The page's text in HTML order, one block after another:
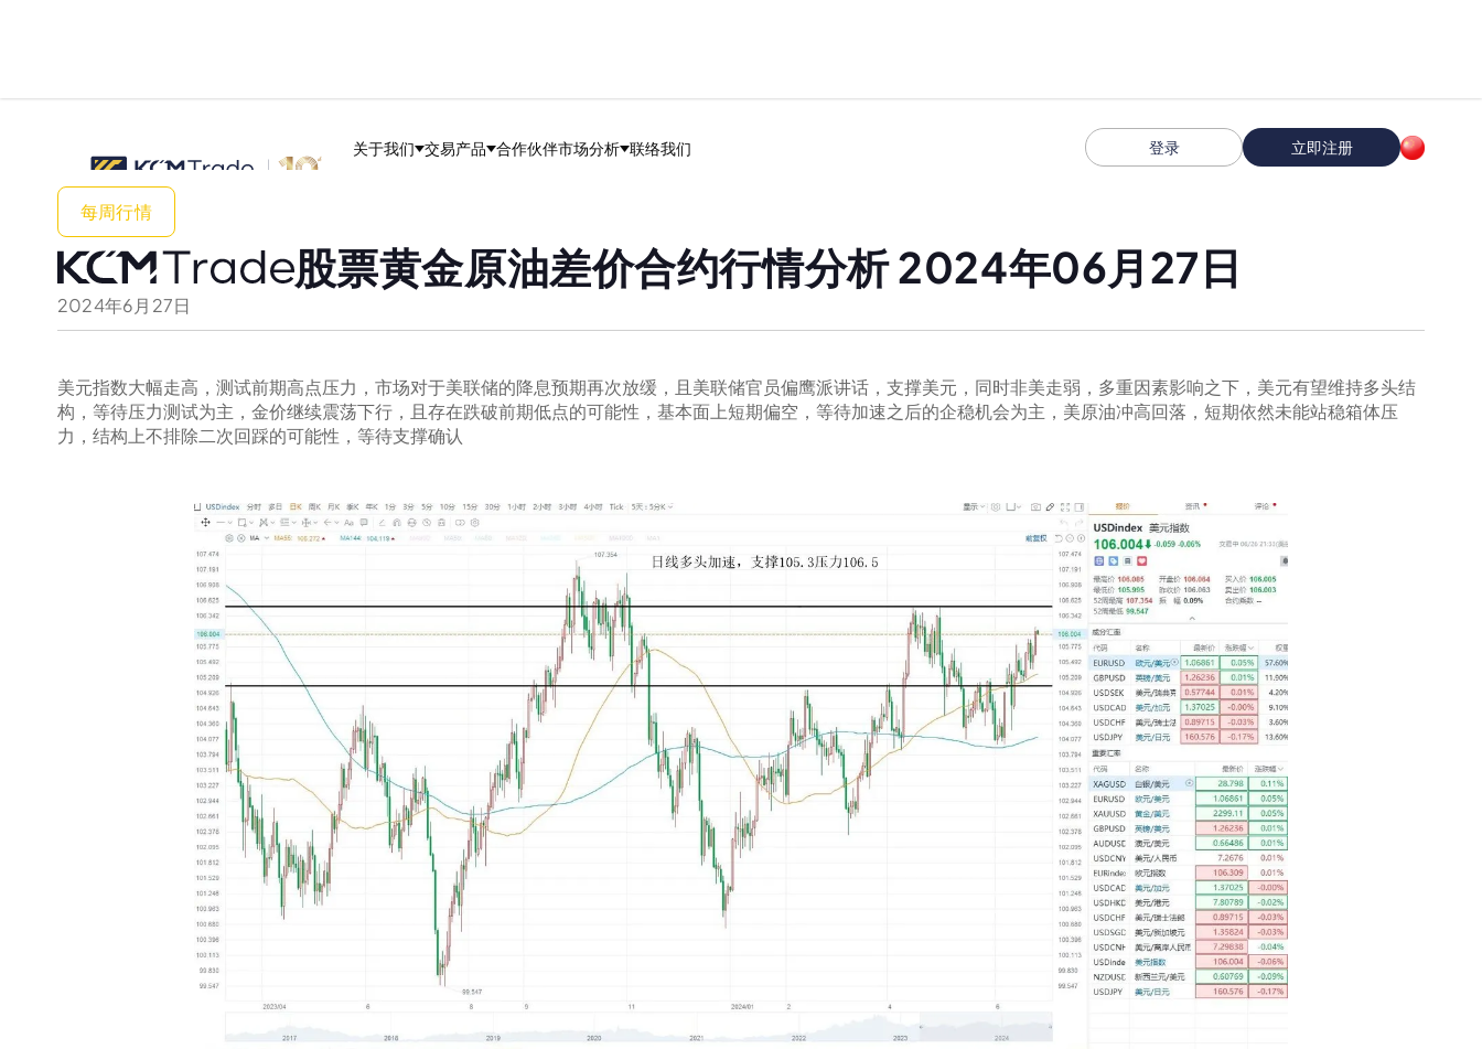
关于我们 交易产品 合作伙伴市场分析 联络我们 登录 立即注册
每周行情
股票黄金原油差价合约行情分析 2024年06月27日
2024年6月 27日
美元指数大幅走高，测试前期高点压力，市场对于美联储的降息预期再次放缓，且美联储官员偏鹰派讲话，支撑美元，同时非美走弱，多重因素影响之下，美元有望维持多头结
构，等待压力测试为主，金价继续震荡下行，且存在跌破前期低点的可能性，基本面上短期偏空，等待加速之后的企稳机会为主，美原油冲高回落，短期依然未能站稳箱体压
力，结构上不排除二次回踩的可能性，等待支撑确认